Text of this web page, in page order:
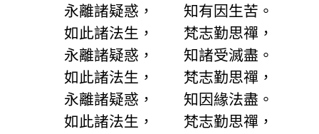
永離諸疑惑， 知有因生苦。
如此諸法生， 梵志勤思禪，
永離諸疑惑， 知諸受滅盡。
如此諸法生， 梵志勤思禪，
永離諸疑惑， 知因緣法盡。
如此諸法生， 梵志勤思禪，